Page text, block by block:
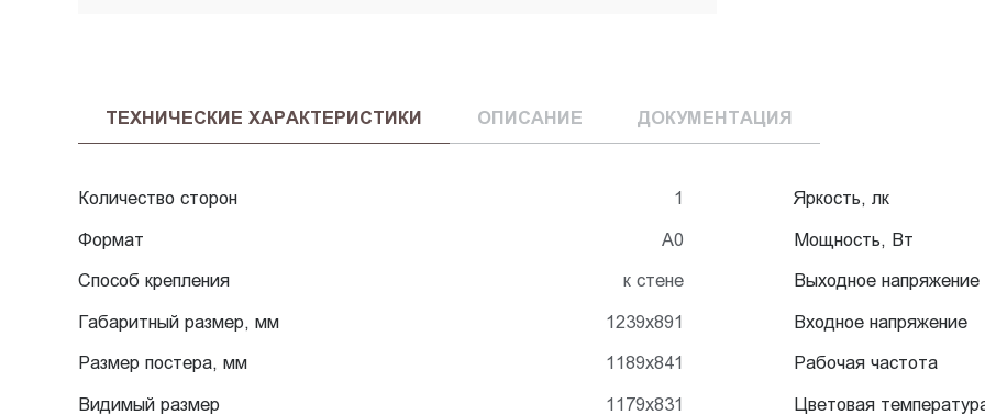
ТЕХНИЧЕСКИЕ ХАРАКТЕРИСТИКИ ОПИСАНИЕ ДОКУМЕНТАЦИЯ
Количество сторон 1
Формат А0
Способ крепления к стене
Габаритный размер, мм 1239x891
Размер постера, мм 1189x841
Видимый размер 1179x831
Яркость, лк
Мощность, Вт
Выходное напряжение
Входное напряжение
Рабочая частота
Цветовая